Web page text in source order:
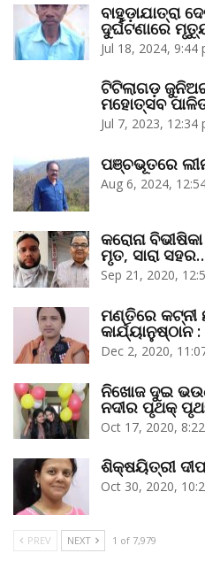
ବାହୁଡ଼ାଯାତ୍ରା
ଦୁର୍ଘଟଣାରେ
Jul 18, 2024, 9:44
ଟିଟିଲାଗଡ଼
ମହୋତ୍ସବ
Jul 7, 2023, 12:34
ପଞ୍ଚଭୂତରେ
Aug 6, 2024,
କରୋନା
ମୃତ, ସାରା
Sep 21, 2020,
ମଣ୍ତିରେ କଟ୍‌ନୀ
କାର୍ଯ୍ୟାନୁଷ୍ଠାନ
Dec 2, 2020,
ନିଖୋଜ ଦୁଇ
ନଦୀର ପୃଥକ୍‌
Oct 17, 2020,
ଶିକ୍ଷୟିତ୍ରୀ
Oct 30, 2020,
PREV NEXT 1 of 7,979